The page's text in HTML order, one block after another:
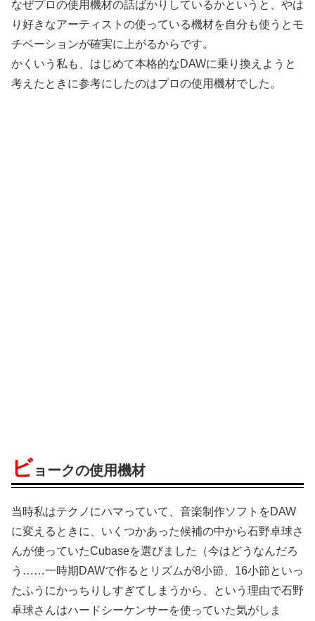
なぜプロの使用機材の話ばかりしているかというと、やは
り好きなアーティストの使っている機材を自分も使うとモ
チベーションが確実に上がるからです。
かくいう私も、はじめて本格的なDAWに乗り換えようと
考えたときに参考にしたのはプロの使用機材でした。
ビョークの使用機材
当時私はテクノにハマっていて、音楽制作ソフトをDAW
に変えるときに、いくつかあった候補の中から石野卓球さ
んが使っていたCubaseを選びました（今はどうなんだろ
う……一時期DAWで作るとリズムが8小節、16小節といっ
たふうにかっちりしすぎてしまうから、という理由で石野
卓球さんはハードシーケンサーを使っていた気がしま